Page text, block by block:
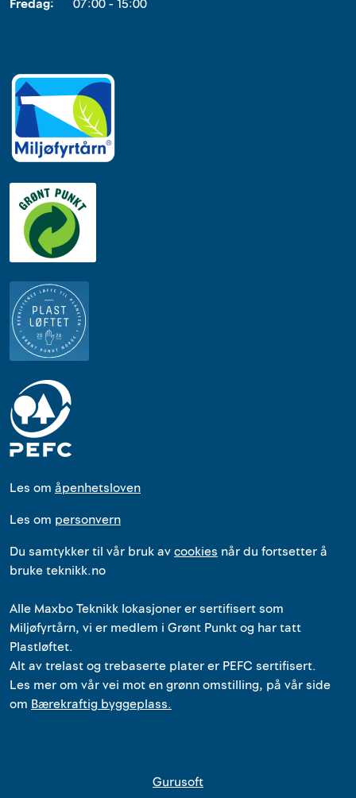
Fredag: 07:00 - 15:00
Les om åpenhetsloven
Les om personvern
Du samtykker til vår bruk avcookies når du fortsetter å
bruke teknikk.no
Alle Maxbo Teknikk lokasjonerersertifisert som
Miljøfyrtårn, vi er medlem i Grønt Punkt og har tatt
Plastløftet.
Alt av trelast og trebaserte plater er PEFC sertifisert.
Les mer om vår vei mot en grønn omstilling, på vår side
om Bærekraftig byggeplass.
Gurusoft